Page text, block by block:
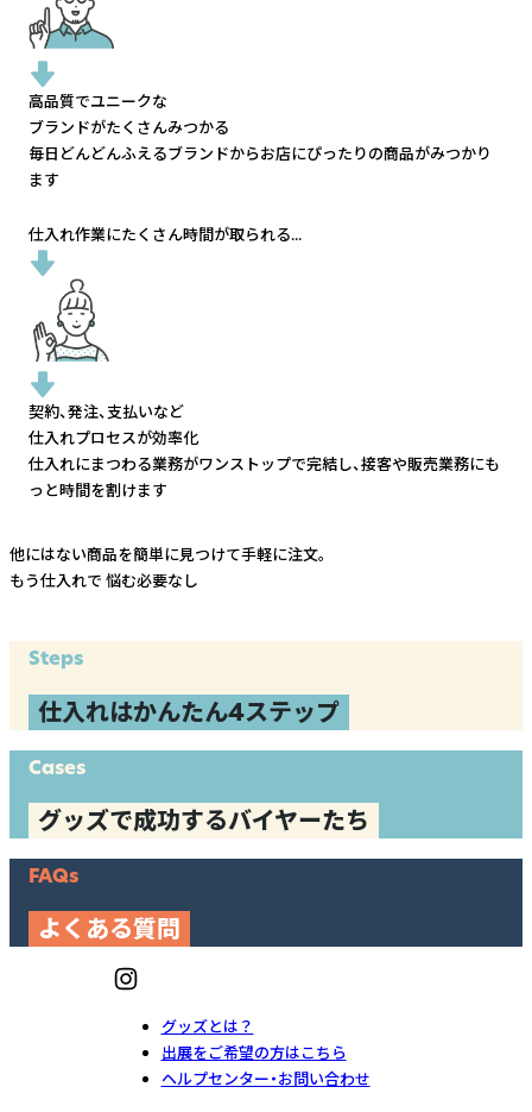
高品質でユニークな
ブランドがたくさんみつかる
毎日どんどんふえるブランドからお店にぴったりの商品がみつかり
ます
仕入れ作業にたくさん時間が取られる...
契約、発注、支払いなど
仕入れプロセスが効率化
仕入れにまつわる業務がワンストップで完結し、接客や販売業務にも
っと時間を割けます
他にはない商品を簡単に見つけて手軽に注文。
もう仕入れで 悩む必要なし
Steps
仕入れはかんたん4ステップ
Cases
グッズで成功するバイヤーたち
FAQs
よくある質問
グッズとは？
出展をご希望の方はこちら
ヘルプセンター・お問い合わせ